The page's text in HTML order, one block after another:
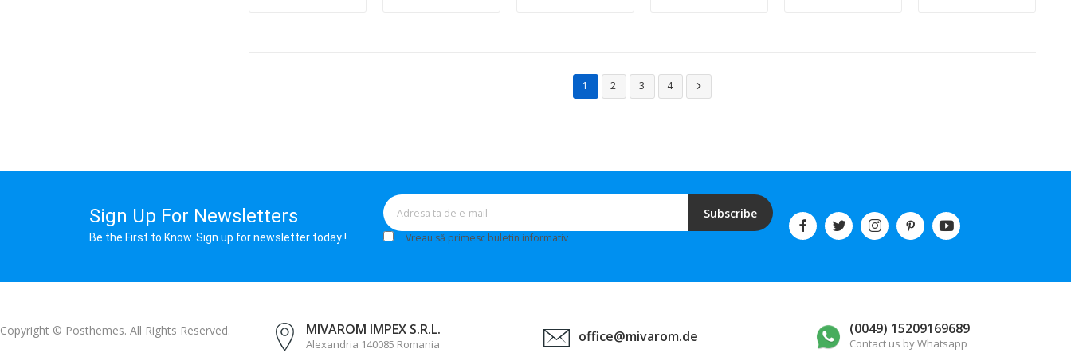
1 2 3 4 
Sign Up For Newsletters
Be the First to Know. Sign up for newsletter today !
Subscribe
Vreau să primesc buletin informativ
Copyright © Posthemes. All Rights Reserved. MIVAROM IMPEX S.R.L.
Alexandria 140085 Romania office@mivarom.de (0049) 15209169689
Contact us by Whatsapp